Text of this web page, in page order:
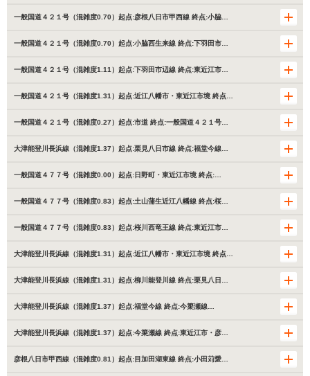
一般国道４２１号（混雑度0.70）起点:彦根八日市甲西線 終点:小脇…
一般国道４２１号（混雑度0.70）起点:小脇西生来線 終点:下羽田市…
一般国道４２１号（混雑度1.11）起点:下羽田市辺線 終点:東近江市…
一般国道４２１号（混雑度1.31）起点:近江八幡市・東近江市境 終点…
一般国道４２１号（混雑度0.27）起点:市道 終点:一般国道４２１号…
大津能登川長浜線（混雑度1.37）起点:栗見八日市線 終点:福堂今線…
一般国道４７７号（混雑度0.00）起点:日野町・東近江市境 終点:…
一般国道４７７号（混雑度0.83）起点:土山蒲生近江八幡線 終点:桜…
一般国道４７７号（混雑度0.83）起点:桜川西竜王線 終点:東近江市…
大津能登川長浜線（混雑度1.31）起点:近江八幡市・東近江市境 終点…
大津能登川長浜線（混雑度1.31）起点:柳川能登川線 終点:栗見八日…
大津能登川長浜線（混雑度1.37）起点:福堂今線 終点:今簗瀬線…
大津能登川長浜線（混雑度1.37）起点:今簗瀬線 終点:東近江市・彦…
彦根八日市甲西線（混雑度0.81）起点:目加田湖東線 終点:小田苅愛…